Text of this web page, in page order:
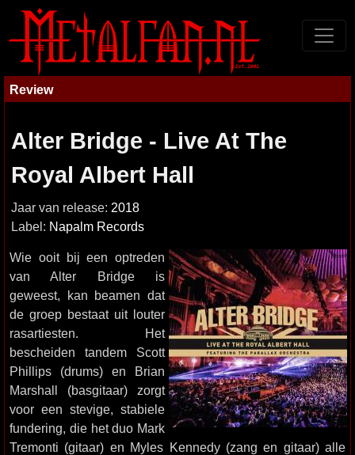
Review
Alter Bridge - Live At The
Royal Albert Hall
Jaar van release: 2018
Label: Napalm Records
Wie ooit bij een optreden
van Alter Bridge is
geweest, kan beamen dat
de groep bestaat uit louter
rasartiesten. Het
bescheiden tandem Scott
Phillips (drums) en Brian
Marshall (basgitaar) zorgt
voor een stevige, stabiele
fundering, die het duo Mark
Tremonti (gitaar) en Myles Kennedy (zang en gitaar) alle